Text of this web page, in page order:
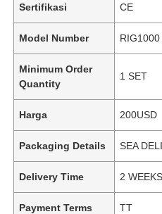
Sertifikasi CE
Model Number RIG1000
Minimum Order
Quantity
1 SET
Harga 200USD
Packaging Details SEA
Delivery Time 2 WEEKS
Payment Terms TT